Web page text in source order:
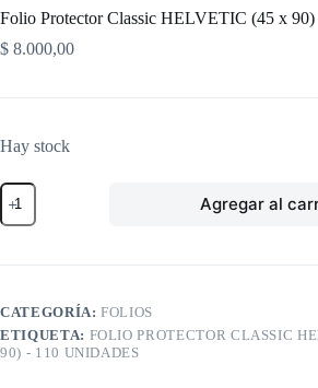
Folio Protector Classic HELVETIC (45 x 90)
$ 8.000,00
Hay stock
Folio
Protector
Classic
(45
-
110
unidades
Agregar al
CATEGORÍA:FOLIOS
ETIQUETA: FOLIO PROTECTOR CLASSIC
90) - 110 UNIDADES